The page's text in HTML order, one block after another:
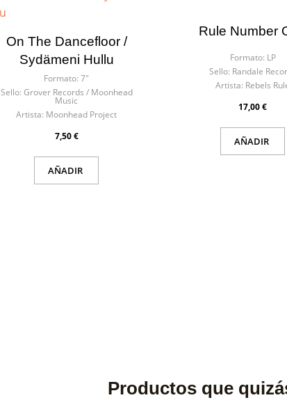
On The Dancefloor /
Sydämeni Hullu
Formato: 7"
Sello: Grover Records / Moonhead
Music
Artista: Moonhead Project
7,50 €
AÑADIR
Rule Number
Formato: LP
Sello: Randale
Artista: Rebels
17,00 €
AÑADIR
Productos que
Crear lista de deseos
Nombre de la lista de deseos
Iniciar sesión
Debe iniciar sesión para guardar productos